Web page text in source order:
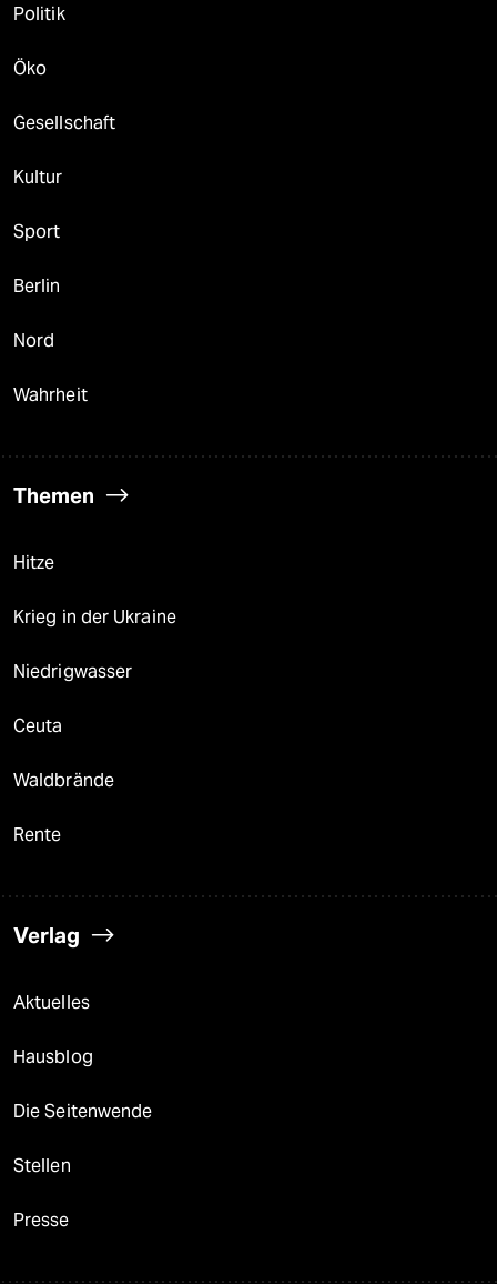
Politik
Öko
Gesellschaft
Kultur
Sport
Berlin
Nord
Wahrheit
Themen
Hitze
Krieg in der Ukraine
Niedrigwasser
Ceuta
Waldbrände
Rente
Verlag
Aktuelles
Hausblog
Die Seitenwende
Stellen
Presse